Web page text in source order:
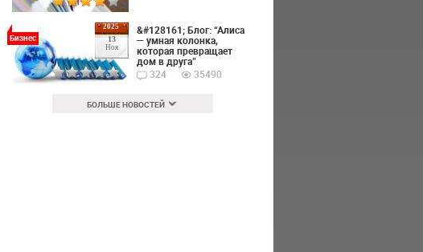
2025
13
Ноя
Бизнес
&#128161; Блог: “Алиса
— умная колонка,
которая превращает
дом в друга”
324
35490
БОЛЬШЕ НОВОСТЕЙ